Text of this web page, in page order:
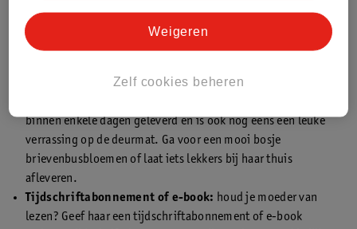
(Digitale) cadeaubon:een cadeaubon is zo in huis gehaald
of online besteld. Naast dat het makkelijk geregeld is, is het
binnen enkele dagen geleverd en is ook nog eens een leuke
verrassing op de deurmat. Ga voor een mooi bosje
brievenbusbloemen of laat iets lekkers bij haar thuis
afleveren.
Tijdschriftabonnement of e-book: houd je moeder van
lezen? Geef haar een tijdschriftabonnement of e-book
Zelf cookies beheren
Weigeren